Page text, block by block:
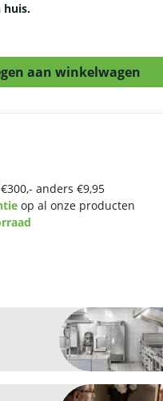
huis.
aan winkelwagen
anders €9,95
op al onze producten